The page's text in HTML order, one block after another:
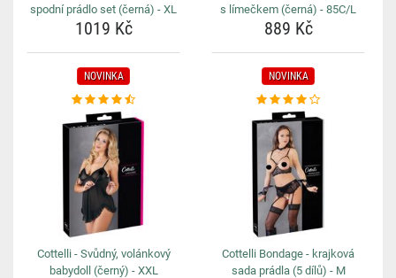
spodní prádlo set (černá) - XL
1019 Kč
s límečkem (černá) - 85C/L
889 Kč
NOVINKA
Cottelli - Svůdný, volánkový
babydoll (černý) - XXL
NOVINKA
Cottelli Bondage - krajková
sada prádla (5 dílů) - M